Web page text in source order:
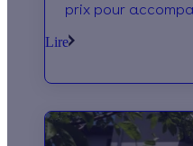
prix pour
Lire